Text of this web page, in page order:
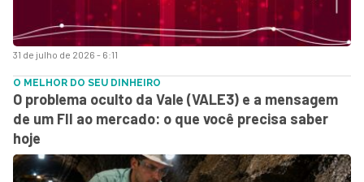
31 de julho de 2026 - 6:11
O MELHOR DO SEU DINHEIRO
O problema oculto da Vale (VALE3) e a mensagem
de um FII ao mercado: o que você precisa saber
hoje